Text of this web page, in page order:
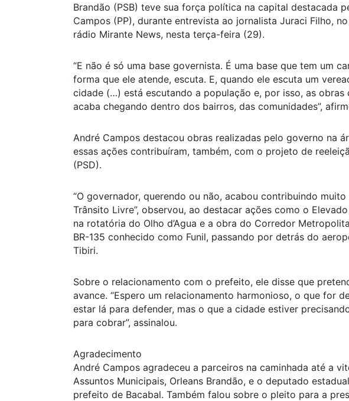
Brandão (PSB) teve sua força política na capital destacada
Campos (PP), durante entrevista ao jornalista Juraci Filho,
rádio Mirante News, nesta terça-feira (29).
“E não é só uma base governista. É uma base que tem um
forma que ele atende, escuta. E, quando ele escuta um
cidade (…) está escutando a população e, por isso, as obras
acaba chegando dentro dos bairros, das comunidades”,
André Campos destacou obras realizadas pelo governo na
essas ações contribuíram, também, com o projeto de
(PSD).
“O governador, querendo ou não, acabou contribuindo
Trânsito Livre”, observou, ao destacar ações como o
na rotatória do Olho d’Agua e a obra do Corredor
BR-135 conhecido como Funil, passando por detrás do
Tibiri.
Sobre o relacionamento com o prefeito, ele disse que
avance. “Espero um relacionamento harmonioso, o que for
estar lá para defender, mas o que a cidade estiver
para cobrar”, assinalou.
Agradecimento
André Campos agradeceu a parceiros na caminhada até a
Assuntos Municipais, Orleans Brandão, e o deputado
prefeito de Bacabal. Também falou sobre o pleito para a